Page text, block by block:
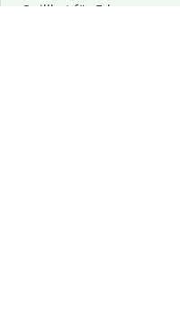
Quillbot für Edge